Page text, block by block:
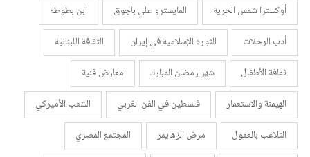
أوكسترا شمس الحرية
المايسترو علي باجوق
ابن بطوطة
أدب الرحلات
الثورة الإسلامية في إيران
الثقافة اللبنانية
ثقافة الأطفال
شهر رمضان المبارك
معارض فنية
الهيمنة والاستعمار
فلسطين في الفن الغربي
الشعب الأميركي
التلاعب بالعقول
مرض الزهايمر
المجتمع المصري